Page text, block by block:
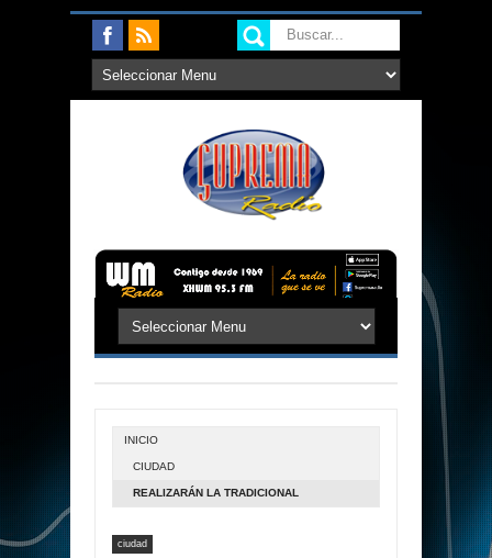
INICIO
CIUDAD
REALIZARÁN LA TRADICIONAL
ciudad